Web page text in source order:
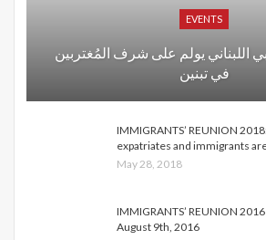
EVENTS
اللبناني يولم على شرف المُغتربين
في تبنين
IMMIGRANTS’ REUNION
expatriates and immigrants
May 28, 2018
IMMIGRANTS’ REUNION 2016
August 9th, 2016